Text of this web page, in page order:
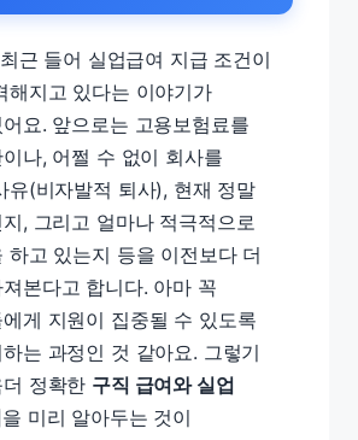
근 들어 실업급여 지급 조건이
해지고 있다는 이야기가
요. 앞으로는 고용보험료를
나, 어쩔 수 없이 회사를
유(비자발적 퇴사), 현재 정말
, 그리고 얼마나 적극적으로
하고 있는지 등을 이전보다 더
본다고 합니다. 아마 꼭
게 지원이 집중될 수 있도록
는 과정인 것 같아요. 그렇기
정확한 구직 급여와 실업
을 미리 알아두는 것이